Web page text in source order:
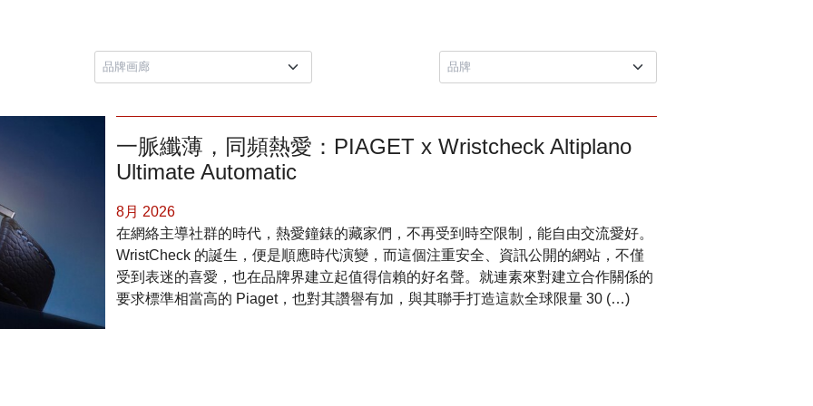
一脈纖薄，同頻熱愛：PIAGET x Wristcheck Altiplano
Ultimate Automatic
8月 2026
在網絡主導社群的時代，熱愛鐘錶的藏家們，不再受到時空限制，能自由交流愛好。
WristCheck 的誕生，便是順應時代演變，而這個注重安全、資訊公開的網站，不僅
受到表迷的喜愛，也在品牌界建立起值得信賴的好名聲。就連素來對建立合作關係的
要求標準相當高的 Piaget，也對其讚譽有加，與其聯手打造這款全球限量 30 (…)